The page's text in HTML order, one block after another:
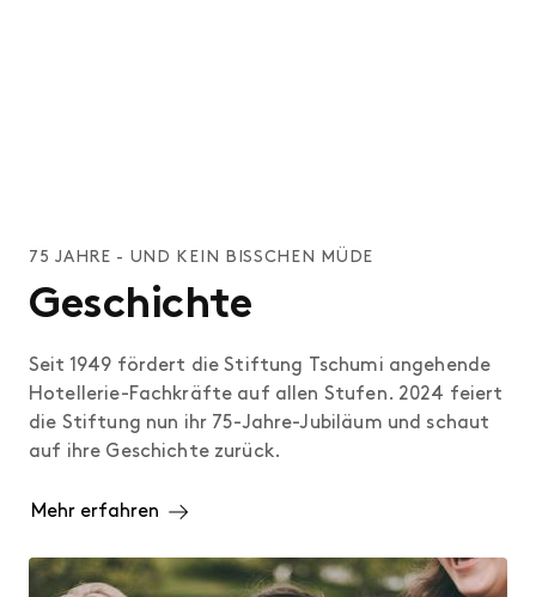
75 JAHRE - UND KEIN BISSCHEN MÜDE
Geschichte
Seit 1949 fördert die Stiftung Tschumi angehende
Hotellerie-Fachkräfte auf allen Stufen. 2024 feiert
die Stiftung nun ihr 75-Jahre-Jubiläum und schaut
auf ihre Geschichte zurück.
Mehr erfahren